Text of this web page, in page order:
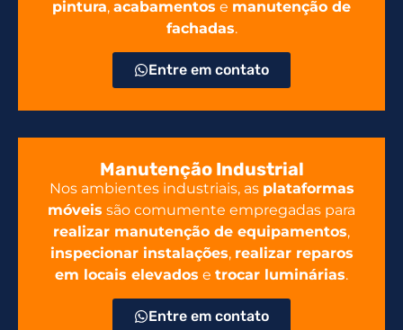
pintura, acabamentos e manutenção de
fachadas.
Entre em contato
Manutenção Industrial
Nos ambientes industriais, as plataformas
móveis são comumente empregadas para
realizar manutenção de equipamentos,
inspecionar instalações, realizar reparos
em locais elevados e trocar luminárias.
Entre em contato